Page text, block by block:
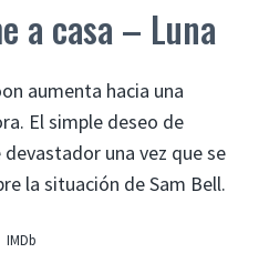
a casa – Luna
aumenta hacia una
El simple deseo de
una vez que se
la situación de Sam Bell.
IMDb